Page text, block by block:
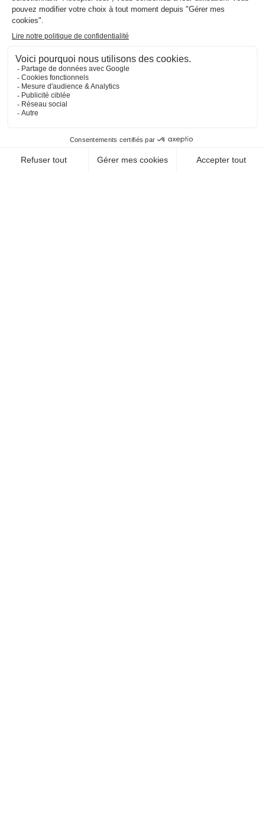
Deux formats, c’est deux fois plus d’avantages
au quotidien !
paiement et profitez du meilleur de chaque
alternative. La liberté en plus, les contraintes en
moins.